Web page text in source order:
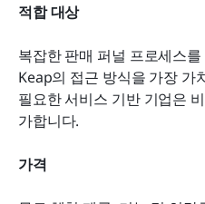
적합 대상
복잡한 판매 퍼널 프로세스
Keap의 접근 방식을 가장 가
필요한 서비스 기반 기업은
가합니다.
가격